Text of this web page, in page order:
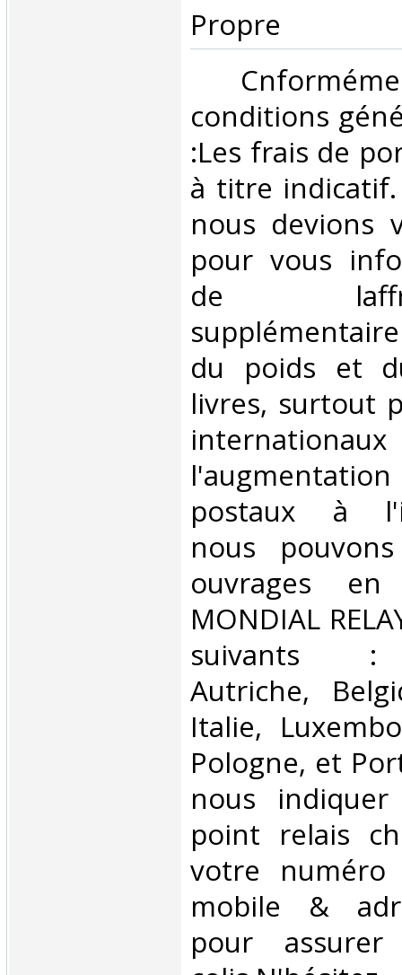
Propre‎
conditions
:Les frais de
à titre
nous devions
pour vous
de
du poids et
livres, surtout
internationaux
postaux à
nous
ouvrages
MONDIAL
suivants :
Autriche,
Italie,
Pologne, et
nous
point relais
votre numéro
mobile &
pour